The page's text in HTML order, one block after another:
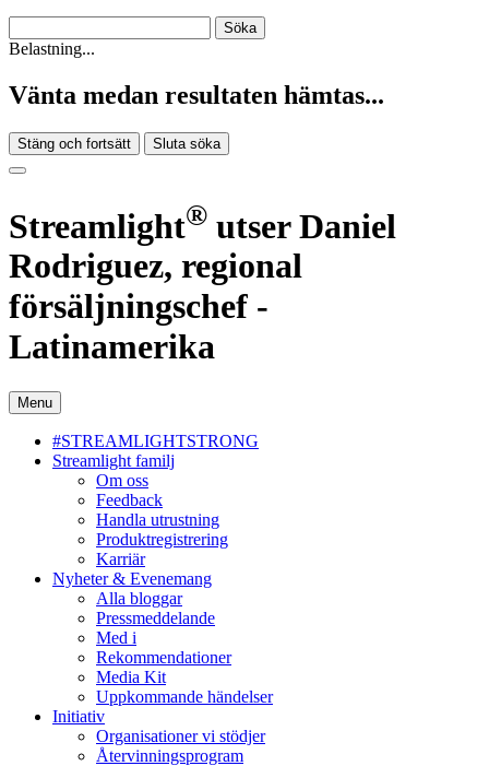
Belastning...
Vänta medan resultaten hämtas...
Stäng och fortsätt Sluta söka
Streamlight® utser Daniel
Rodriguez, regional
försäljningschef -
Latinamerika
Menu
#STREAMLIGHTSTRONG
Streamlight familj
Om oss
Feedback
Handla utrustning
Produktregistrering
Karriär
Nyheter & Evenemang
Alla bloggar
Pressmeddelande
Med i
Rekommendationer
Media Kit
Uppkommande händelser
Initiativ
Organisationer vi stödjer
Återvinningsprogram